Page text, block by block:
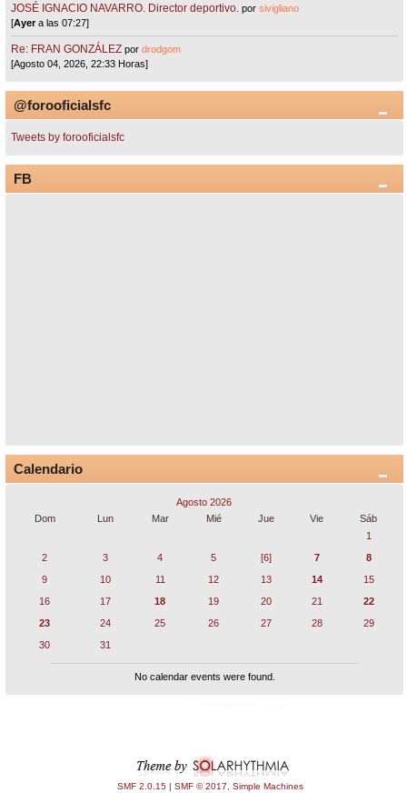
JOSÉ IGNACIO NAVARRO. Director deportivo. porsivigliano
[Ayera las 07:27]
Re: FRAN GONZÁLEZ pordrodgom
[Agosto 04, 2026, 22:33 Horas]
@forooficialsfc
Tweets by forooficialsfc
FB
Calendario
Agosto 2026
Dom
Lun Mar Mié Jue Vie
Sáb
1
2
3 4 5 [6] 7
8
9
10 11 12 13 14
15
16
17 18 19 20 21
22
23
24 25 26 27 28
29
30
31
No calendar events were found.
SMF 2.0.15 | SMF © 2017 Simple Machines